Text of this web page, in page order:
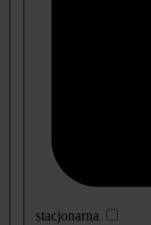
stacjonarna